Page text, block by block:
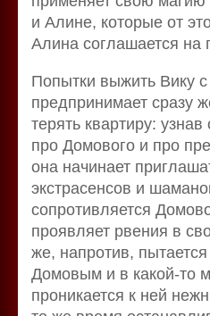
и Алине, которые от
Алина соглашается на
Попытки выжить Вику
предпринимает сразу
терять квартиру:
про Домового и про
она начинает
экстрасенсов и
сопротивляется
проявляет рвения в
же, напротив,
Домовым и в какой-то
проникается к ней